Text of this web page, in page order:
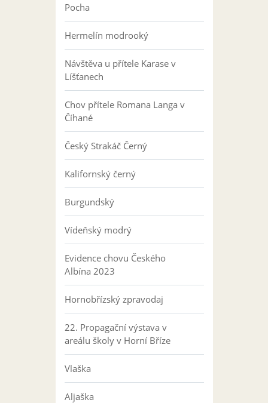
Pocha
Hermelín modrooký
Návštěva u přítele Karase v
Líšťanech
Chov přítele Romana Langa v
Číhané
Český Strakáč Černý
Kalifornský černý
Burgundský
Vídeňský modrý
Evidence chovu Českého
Albína 2023
Hornobřízský zpravodaj
22. Propagační výstava v
areálu školy v Horní Bříze
Vlaška
Aljaška